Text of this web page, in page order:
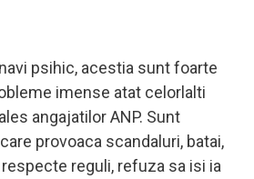
psihic, acestia sunt foarte
imense atat celorlalti
angajatilor ANP. Sunt
provoaca scandaluri, batai,
reguli, refuza sa isi ia